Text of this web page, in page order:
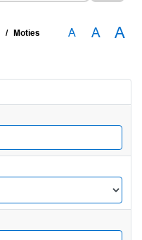
Moties A A A